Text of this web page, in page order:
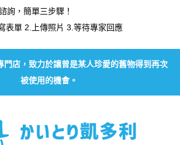
詢，簡單三步驟！
表單 2.上傳照片 3.等待專家回應
門店，致力於讓曾是某人珍愛的舊物得到再次
被使用的機會。